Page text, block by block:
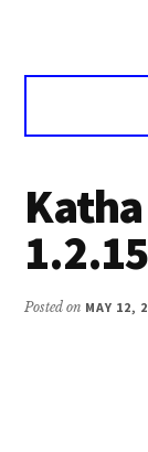
Voice
Posted on MAY 12,